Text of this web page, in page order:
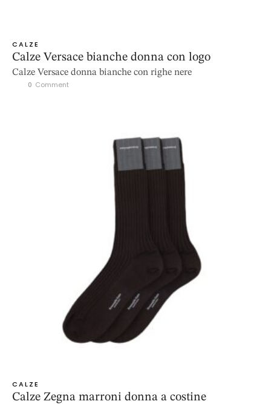
CALZE
Calze Versace bianche donna con logo
Calze Versace donna bianche con righe nere
0 Comment
CALZE
Calze Zegna marroni donna a costine